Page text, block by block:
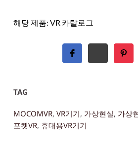
해당 제품: VR 카탈로그
TAG
MOCOMVR, VR기기, 가상현실, 가상
포켓VR, 휴대용VR기기